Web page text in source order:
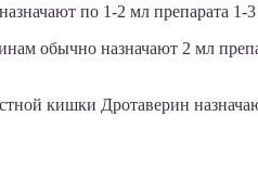
по 1-2 мл препарата 1-3
обычно назначают 2 мл
кишки Дротаверин